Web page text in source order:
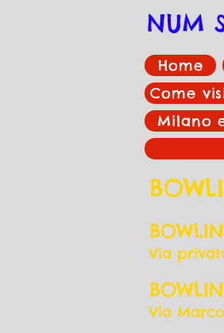
NUM
Home
Come
Milano
Via
Via